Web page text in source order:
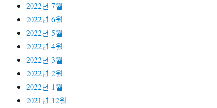
2022년 7월
2022년 6월
2022년 5월
2022년 4월
2022년 3월
2022년 2월
2022년 1월
2021년 12월